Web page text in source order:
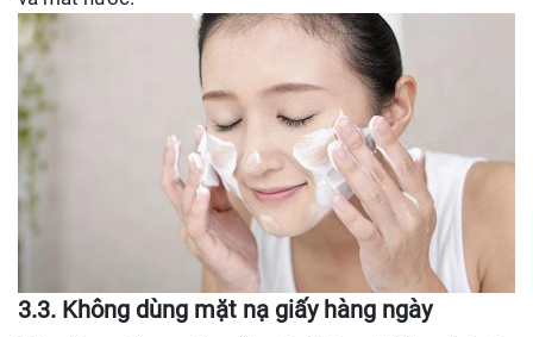
3.3. Không dùng mặt nạ giấy hàng ngày